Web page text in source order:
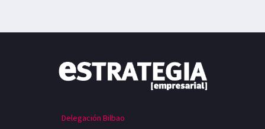
Delegación Bilbao